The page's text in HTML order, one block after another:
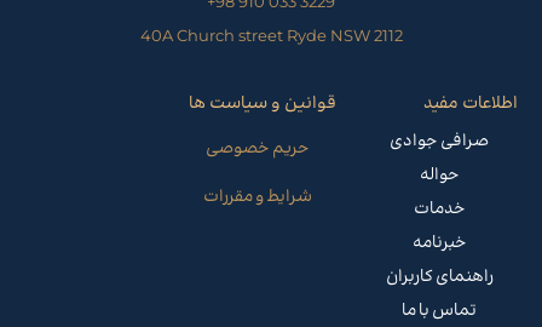
مفید
جوادی
کاربران
با ما
قوانین و سیاست ها
حریم خصوصی
شرایط و مقررات
40A Church street Ryde NSW 2112